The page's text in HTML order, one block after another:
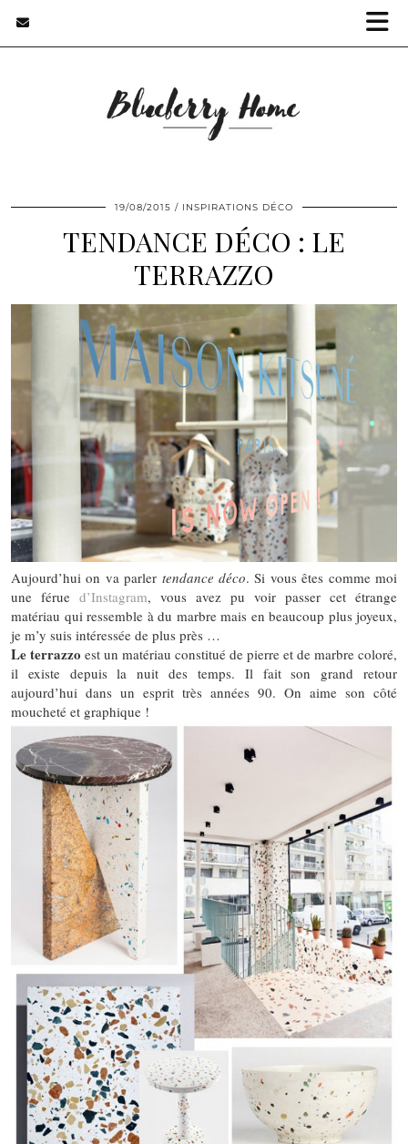
19/08/2015 INSPIRATIONS DÉCO
TENDANCE DÉCO : LE
TERRAZZO
Aujourd’hui on va parler tendance déco. Si vous êtes comme moi
une férue d’Instagram, vous avez pu voir passer cet étrange
matériau qui ressemble à du marbre mais en beaucoup plus joyeux,
je m’y suis intéressée de plus près …
Le terrazzo est un matériau constitué de pierre et de marbre coloré,
il existe depuis la nuit des temps. Il fait son grand retour
aujourd’hui dans un esprit très années 90. On aime son côté
moucheté et graphique !